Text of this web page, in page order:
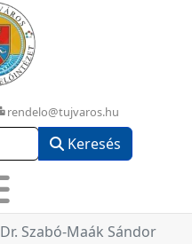
rendelo@tujvaros.hu
Keresés
Dr. Szabó-Maák Sándor